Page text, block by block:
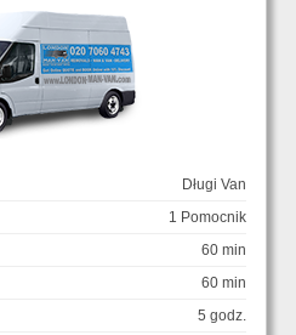
Długi Van
1 Pomocnik
60 min
60 min
5 godz.